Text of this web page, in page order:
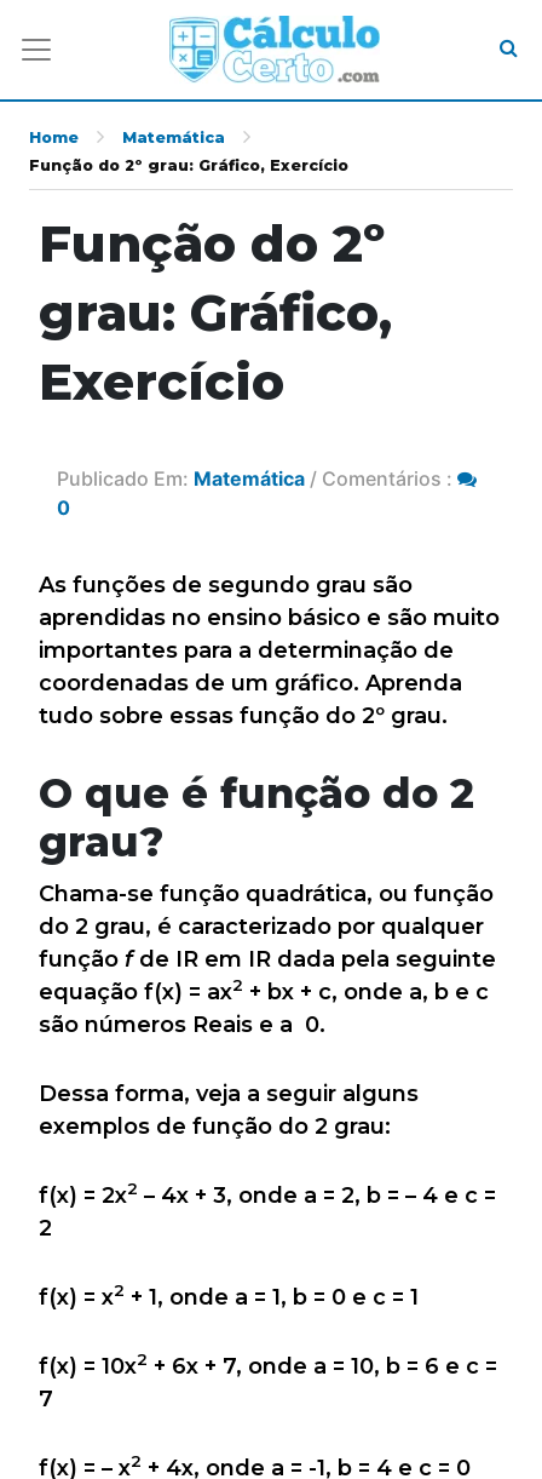
Home
Matemática
Função do 2º grau: Gráfico, Exercício
Função do 2º
grau: Gráfico,
Exercício
Publicado Em: Matemática / Comentários :
0
As funções de segundo grau são
aprendidas no ensino básico e são muito
importantes para a determinação de
coordenadas de um gráfico. Aprenda
tudo sobre essas função do 2º grau.
O que é função do 2
grau?
Chama-se função quadrática, ou função
do 2 grau, é caracterizado por qualquer
função fde IR em IR dada pela seguinte
equação f(x) = ax2 + bx + c, onde a, b e c
são números Reais e a 0.
Dessa forma, veja a seguir alguns
exemplos de função do 2 grau:
f(x) = 2x2 – 4x + 3, onde a = 2, b = – 4 e c =
2
f(x) = x2 + 1, onde a = 1, b = 0 e c = 1
f(x) = 10x2 + 6x + 7, onde a = 10, b = 6 e c =
7
f(x) = – x2 + 4x, onde a = -1, b = 4 e c = 0